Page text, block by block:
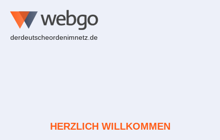
derdeutscheordenimnetz.de
HERZLICH WILLKOMMEN